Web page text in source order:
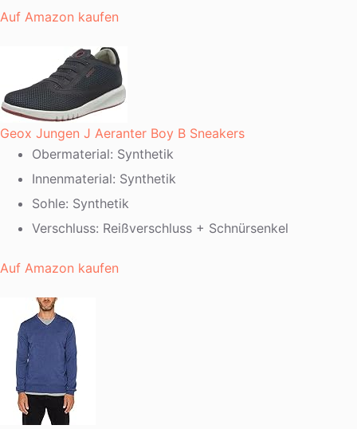
Auf Amazon kaufen
Geox Jungen J Aeranter Boy B Sneakers
Obermaterial: Synthetik
Innenmaterial: Synthetik
Sohle: Synthetik
Verschluss: Reißverschluss + Schnürsenkel
Auf Amazon kaufen